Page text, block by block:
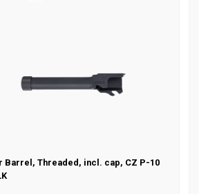
Barrel, Threaded, incl. cap, CZ P-10